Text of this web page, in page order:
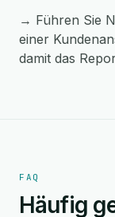
→ Führen Sie
einer
damit das
FAQ
Häufig